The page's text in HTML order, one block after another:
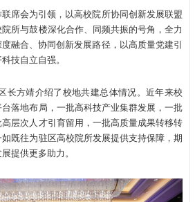
席会为引领，以高校院所协同创新发展联盟
所与鼓楼深化合作、同频共振的号角，全力
融合、协同创新发展路径，以高质量党建引
技自立自强。
方靖介绍了校地共建总体情况。近年来校
落地布局，一批高科技产业集群发展，一批
层次人才引育留用，一批高质量成果转移转
既往为驻区高校院所发展提供支持保障，期
提供更多助力。